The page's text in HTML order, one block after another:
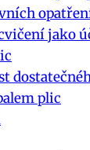
jako
plic